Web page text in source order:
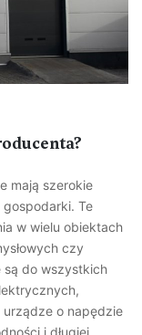
mają szerokie
Te
w wielu obiektach
czy
do wszystkich
o napędzie
i długiej